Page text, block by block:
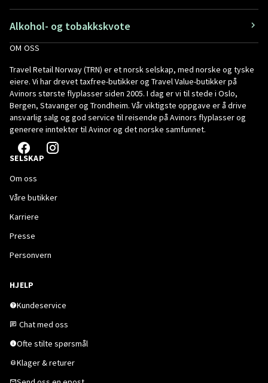
Alkohol- og tobakkskvote
OM OSS
Travel Retail Norway (TRN) er et norsk selskap, med norske og tyske
eiere. Vi har drevet taxfree-butikker og Travel Value-butikker på
Avinors største flyplasser siden 2005. I dag er vi til stede i Oslo,
Bergen, Stavanger og Trondheim. Vår viktigste oppgave er å drive
ansvarlig salg og god service til reisende på Avinors flyplasser og
generere inntekter til Avinor og det norske samfunnet.
SELSKAP
Om oss
Våre butikker
Karriere
Presse
Personvern
HJELP
Kundeservice
Chat med oss
Ofte stilte spørsmål
Klager & returer